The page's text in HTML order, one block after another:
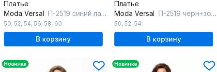
Платье
Moda Versal П-2519 синий ласточка
50, 52, 54, 56, 58, 60
В корзину
Платье
Moda Versal П-2519 черн+золото
50, 52, 54
В корзину
Новинка Новинка